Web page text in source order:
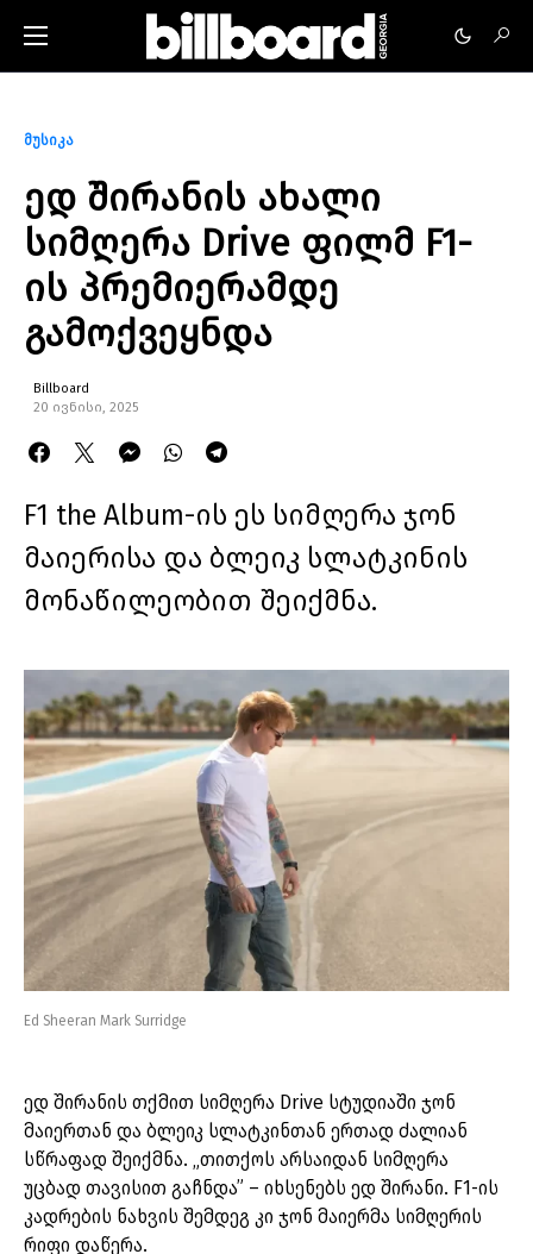
მუსიკა
ედ შირანის ახალი
სიმღერა Drive ფილმ F1-
ის პრემიერამდე
გამოქვეყნდა
Billboard
20 ივნისი, 2025
F1 the Album-ის ეს სიმღერა ჯონ
მაიერისა და ბლეიკ სლატკინის
მონაწილეობით შეიქმნა.
Ed Sheeran Mark Surridge
ედ შირანის თქმით სიმღერა Drive სტუდიაში ჯონ
მაიერთან და ბლეიკ სლატკინთან ერთად ძალიან
სწრაფად შეიქმნა. „თითქოს არსაიდან სიმღერა
უცბად თავისით გაჩნდა” – იხსენებს ედ შირანი. F1-ის
კადრების ნახვის შემდეგ კი ჯონ მაიერმა სიმღერის
რიფი დაწერა.